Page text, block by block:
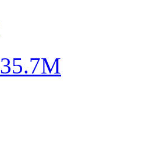
35.7M